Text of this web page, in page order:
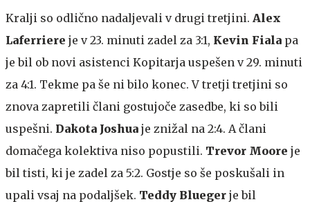
Kralji so odlično nadaljevali v drugi tretjini. Alex
Laferriere je v 23. minuti zadel za 3:1, Kevin Fiala pa
je bil ob novi asistenci Kopitarja uspešen v 29. minuti
za 4:1. Tekme pa še ni bilo konec. V tretji tretjini so
znova zapretili člani gostujoče zasedbe, ki so bili
uspešni. Dakota Joshua je znižal na 2:4. A člani
domačega kolektiva niso popustili. Trevor Moore je
bil tisti, ki je zadel za 5:2. Gostje so še poskušali in
upali vsaj na podaljšek. Teddy Blueger je bil